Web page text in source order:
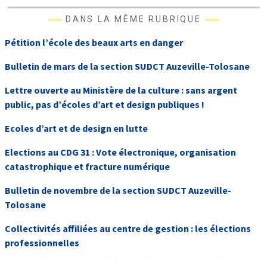
DANS LA MÊME RUBRIQUE
Pétition l’école des beaux arts en danger
Bulletin de mars de la section SUDCT Auzeville-Tolosane
Lettre ouverte au Ministère de la culture : sans argent
public, pas d’écoles d’art et design publiques !
Ecoles d’art et de design en lutte
Elections au CDG 31 : Vote électronique, organisation
catastrophique et fracture numérique
Bulletin de novembre de la section SUDCT Auzeville-
Tolosane
Collectivités affiliées au centre de gestion : les élections
professionnelles